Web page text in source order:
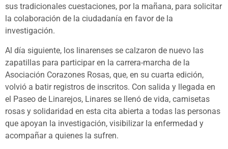
sus tradicionales cuestaciones, por la mañana, para solicitar
la colaboración de la ciudadanía en favor de la
investigación.
Al día siguiente, los linarenses se calzaron de nuevo las
zapatillas para participar en la carrera-marcha de la
Asociación Corazones Rosas, que, en su cuarta edición,
volvió a batir registros de inscritos. Con salida y llegada en
el Paseo de Linarejos, Linares se llenó de vida, camisetas
rosas y solidaridad en esta cita abierta a todas las personas
que apoyan la investigación, visibilizar la enfermedad y
acompañar a quienes la sufren.